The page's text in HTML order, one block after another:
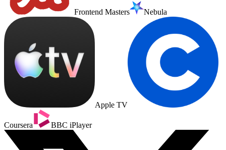
Frontend Masters Nebula
Apple TV
Coursera BBC iPlayer